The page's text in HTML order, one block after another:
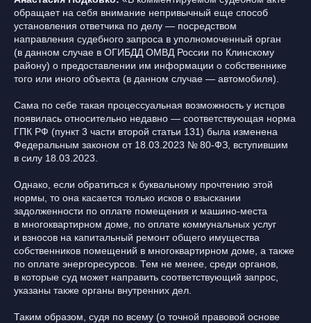
обращает на себя внимание непривычный еще способ
установления ответчика по делу — посредством
направления судебного запроса в уполномоченный орган
(в данном случае в ОГИБДД ОМВД России по Клинскому
району) о предоставлении им информации о собственнике
того или иного объекта (в данном случае — автомобиля).
Сама по себе такая процессуальная возможность у истцов
появилась относительно недавно — соответствующая норма
ГПК РФ (пункт 3 части второй статьи 131) была изменена
Федеральным законом от 18.03.2023 № 80-ФЗ, вступившим
в силу 18.03.2023.
Однако, если обратиться к буквальному прочтению этой
нормы, то она касается только исков о взыскании
задолженности по оплате помещения и машино-места
в многоквартирном доме, по оплате коммунальных услуг
и взносов на капитальный ремонт общего имущества
собственников помещений в многоквартирном доме, а также
по оплате энергоресурсов. Тем не менее, среди органов,
в которые суд может направить соответствующий запрос,
указаны также органы внутренних дел.
Таким образом, судя по всему (о точной правовой основе